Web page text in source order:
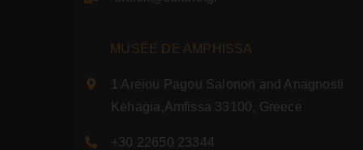
MUSÉE DE AMPHISSA
1 Areiou Pagou Salonon and Anagnosti
Kehagia,Amfissa 33100, Greece
+30 22650 23344